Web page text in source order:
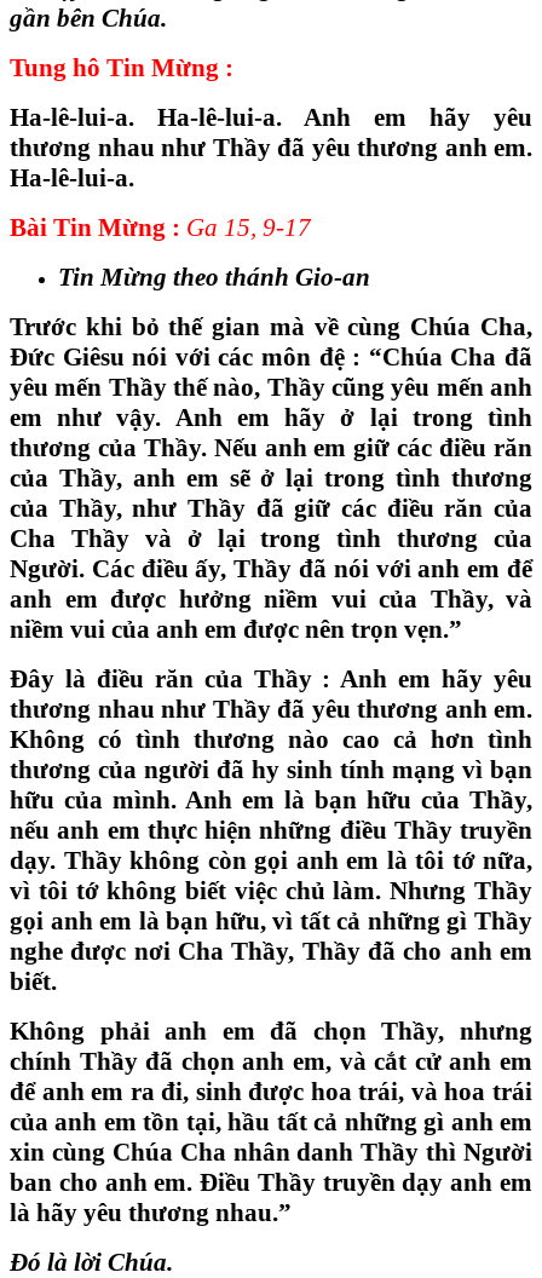
gần bên Chúa.
Tung hô Tin Mừng :
Ha-lê-lui-a. Ha-lê-lui-a. Anh em hãy yêu
thương nhau như Thầy đã yêu thương anh em.
Ha-lê-lui-a.
Bài Tin Mừng : Ga 15, 9-17
Tin Mừng theo thánh Gio-an
Trước khi bỏ thế gian mà về cùng Chúa Cha,
Đức Giêsu nói với các môn đệ : “Chúa Cha đã
yêu mến Thầy thế nào, Thầy cũng yêu mến anh
em như vậy. Anh em hãy ở lại trong tình
thương của Thầy. Nếu anh em giữ các điều răn
của Thầy, anh em sẽ ở lại trong tình thương
của Thầy, như Thầy đã giữ các điều răn của
Cha Thầy và ở lại trong tình thương của
Người. Các điều ấy, Thầy đã nói với anh em để
anh em được hưởng niềm vui của Thầy, và
niềm vui của anh em được nên trọn vẹn.”
Đây là điều răn của Thầy : Anh em hãy yêu
thương nhau như Thầy đã yêu thương anh em.
Không có tình thương nào cao cả hơn tình
thương của người đã hy sinh tính mạng vì bạn
hữu của mình. Anh em là bạn hữu của Thầy,
nếu anh em thực hiện những điều Thầy truyền
dạy. Thầy không còn gọi anh em là tôi tớ nữa,
vì tôi tớ không biết việc chủ làm. Nhưng Thầy
gọi anh em là bạn hữu, vì tất cả những gì Thầy
nghe được nơi Cha Thầy, Thầy đã cho anh em
biết.
Không phải anh em đã chọn Thầy, nhưng
chính Thầy đã chọn anh em, và cắt cử anh em
để anh em ra đi, sinh được hoa trái, và hoa trái
của anh em tồn tại, hầu tất cả những gì anh em
xin cùng Chúa Cha nhân danh Thầy thì Người
ban cho anh em. Điều Thầy truyền dạy anh em
là hãy yêu thương nhau.”
Đó là lời Chúa.